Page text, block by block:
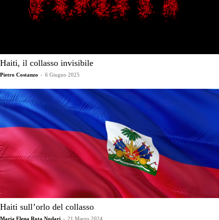
Haiti, il collasso invisibile
Pietro Costanzo - 6 Giugno 2025
Haiti sull’orlo del collasso
Maria Elena Rota Nodari - 21 Marzo 2024